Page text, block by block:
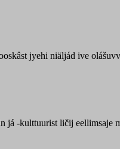
jyehi niäljád ive
já -kulttuurist ličij eellimsaje